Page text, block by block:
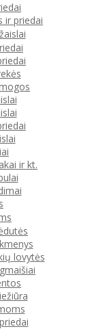
ir priedai
ir kt.
lovytės